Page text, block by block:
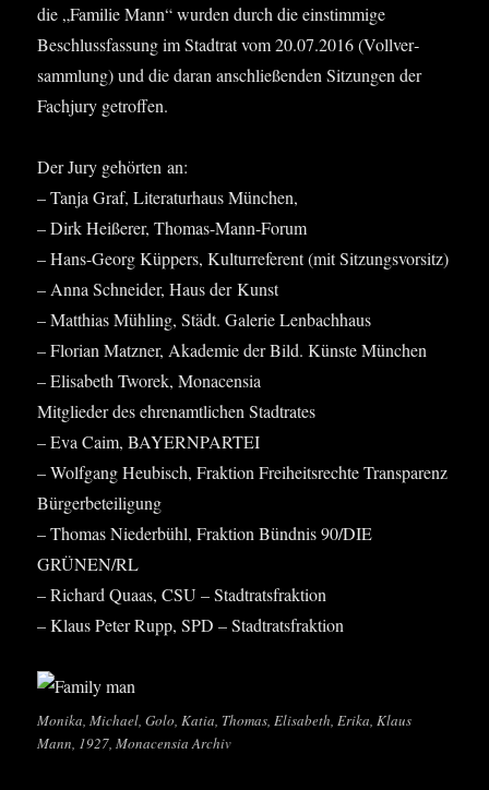
die „Fami­lie Mann“ wur­den durch die ein­stim­mi­ge
Beschluss­fas­sung im Stadt­rat vom 20.07.2016 (Voll­ver­
samm­lung) und die dar­an anschlie­ßen­den Sit­zun­gen der
Fach­ju­ry getroffen.
Der Jury gehör­ten an:
– Tan­ja Graf, Lite­ra­tur­haus München,
– Dirk Hei­ße­rer, Thomas-Mann-Forum
– Hans-Georg Küp­pers, Kul­tur­re­fe­rent (mit Sitzungsvorsitz)
– Anna Schnei­der, Haus der Kunst
– Mat­thi­as Müh­ling, Städt. Gale­rie Lenbachhaus
– Flo­ri­an Matz­ner, Aka­de­mie der Bild. Küns­te München
– Eli­sa­beth Two­rek, Monacensia
Mit­glie­der des ehren­amt­li­chen Stadtrates
– Eva Caim, BAYERNPARTEI
– Wolf­gang Heu­bisch, Frak­ti­on Frei­heits­rech­te Trans­pa­renz
Bürgerbeteiligung
– Tho­mas Nie­der­bühl, Frak­ti­on Bünd­nis 90/DIE
GRÜNEN/RL
– Richard Quaas, CSU – Stadtratsfraktion
– Klaus Peter Rupp, SPD – Stadtratsfraktion
Moni­ka, Micha­el, Golo, Katia, Tho­mas, Eli­sa­beth, Eri­ka, Klaus
Mann, 1927, Mona­cen­sia Archiv